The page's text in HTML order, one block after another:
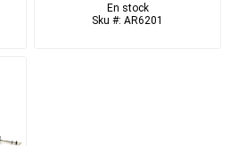
En stock
Sku #: AR6201